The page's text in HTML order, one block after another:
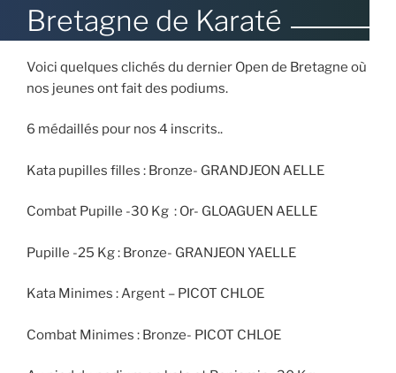
Bretagne de Karaté
Voici quelques clichés du dernier Open de Bretagne où
nos jeunes ont fait des podiums.
6 médaillés pour nos 4 inscrits..
Kata pupilles filles : Bronze- GRANDJEON AELLE
Combat Pupille -30 Kg : Or- GLOAGUEN AELLE
Pupille -25 Kg : Bronze- GRANJEON YAELLE
Kata Minimes : Argent – PICOT CHLOE
Combat Minimes : Bronze- PICOT CHLOE